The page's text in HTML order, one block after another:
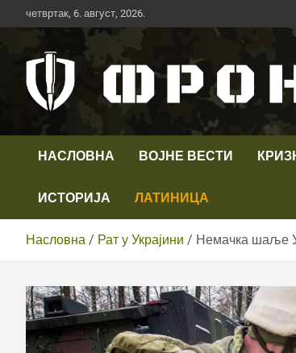
Скип
то
четвртак, 6. август, 2026.
Телевизија
НАСЛОВНА ВОЈНЕ ВЕСТИ
ИСТОРИЈА ЛАТИНИЦА
Насловна Рат у Украјини Немачка шаље